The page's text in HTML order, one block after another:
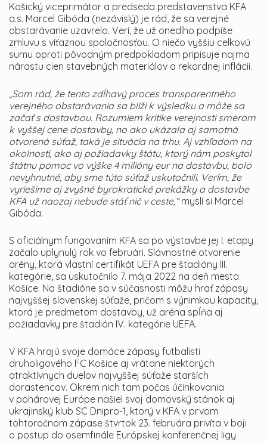
Košický viceprimátor a predseda predstavenstva KFA
a.s. Marcel Gibóda (nezávislý) je rád, že sa verejné
obstarávanie uzavrelo. Verí, že už onedlho podpíše
zmluvu s víťaznou spoločnosťou. O niečo vyššiu celkovú
sumu oproti pôvodným predpokladom pripisuje najmä
nárastu cien stavebných materiálov a rekordnej inflácii.
„Som rád, že tento zdĺhavý proces transparentného
verejného obstarávania sa blíži k výsledku a môže sa
začať s dostavbou. Rozumiem kritike verejnosti smerom
k vyššej cene dostavby, no ako ukázala aj samotná
otvorená súťaž, taká je situácia na trhu. Aj vzhľadom na
okolnosti, ako aj požiadavky štátu, ktorý nám poskytol
štátnu pomoc vo výške 4 milióny eur na dostavbu, bolo
nevyhnutné, aby sme túto súťaž uskutočnili. Verím, že
vyriešime aj zvyšné byrokratické prekážky a dostavbe
KFA už naozaj nebude stáť nič v ceste,“myslí si Marcel
Gibóda.
S oficiálnym fungovaním KFA sa po výstavbe jej I. etapy
začalo uplynulý rok vo februári. Slávnostné otvorenie
arény, ktorá vlastní certifikát UEFA pre štadióny III.
kategórie, sa uskutočnilo 7. mája 2022 na deň mesta
Košice. Na štadióne sa v súčasnosti môžu hrať zápasy
najvyššej slovenskej súťaže, pričom s výnimkou kapacity,
ktorá je predmetom dostavby, už aréna spĺňa aj
požiadavky pre štadión IV. kategórie UEFA.
V KFA hrajú svoje domáce zápasy futbalisti
druholigového FC Košice aj vrátane niektorých
atraktívnych duelov najvyššej súťaže starších
dorastencov. Okrem nich tam počas účinkovania
v pohárovej Európe našiel svoj domovský stánok aj
ukrajinský klub SC Dnipro-1, ktorý v KFA v prvom
tohtoročnom zápase štvrtok 23. februára privíta v boji
o postup do osemfinále Európskej konferenčnej ligy